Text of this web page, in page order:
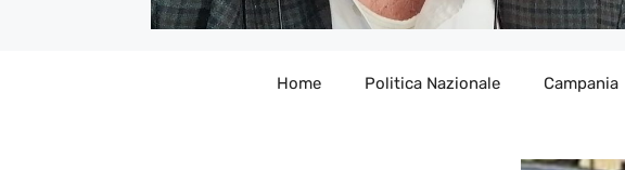
Home Politica Nazionale Campania